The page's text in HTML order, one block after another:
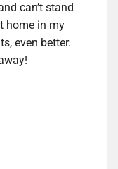
can’t stand
home in my
even better.